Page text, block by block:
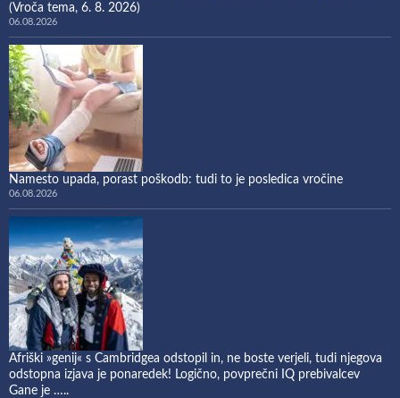
(Vroča tema, 6. 8. 2026)
06.08.2026
Namesto upada, porast poškodb: tudi to je posledica vročine
06.08.2026
Afriški »genij« s Cambridgea odstopil in, ne boste verjeli, tudi njegova
odstopna izjava je ponaredek! Logično, povprečni IQ prebivalcev
Gane je …..